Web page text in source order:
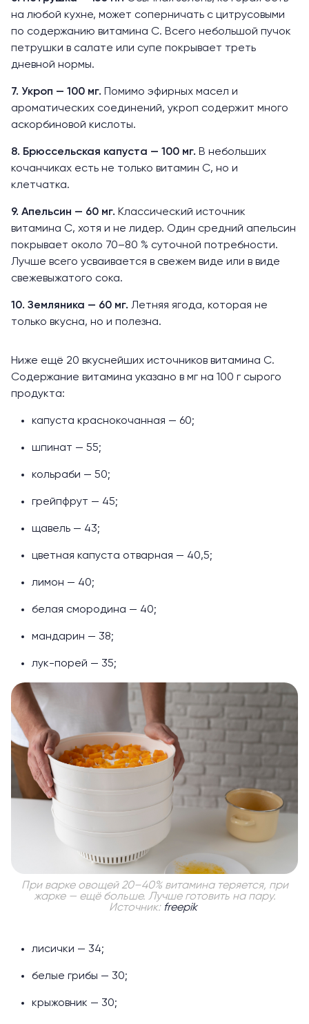
на любой кухне, может соперничать с цитрусовыми
по содержанию витамина С. Всего небольшой пучок
петрушки в салате или супе покрывает треть
дневной нормы.
7. Укроп — 100 мг.
Помимо эфирных масел и
ароматических соединений, укроп содержит много
аскорбиновой кислоты.
8. Брюссельская капуста — 100 мг. В небольших
кочанчиках есть не только витамин С, но и
клетчатка.
9. Апельсин — 60 мг. Классический источник
витамина С, хотя и не лидер. Один средний апельсин
покрывает около 70–80 % суточной потребности.
Лучше всего усваивается в свежем виде или в виде
свежевыжатого сока.
10. Земляника — 60 мг. Летняя ягода, которая не
только вкусна, но и полезна.
Ниже ещё 20 вкуснейших источников витамина С.
Содержание витамина указано в мг на 100 г сырого
продукта:
капуста краснокочанная — 60;
шпинат — 55;
кольраби — 50;
грейпфрут — 45;
щавель — 43;
цветная капуста отварная — 40,5;
лимон — 40;
белая смородина — 40;
мандарин — 38;
лук-порей — 35;
При варке овощей 20–40% витамина теряется, при
жарке — ещё больше. Лучше готовить на пару.
Источник: freepik
лисички — 34;
белые грибы — 30;
крыжовник — 30;